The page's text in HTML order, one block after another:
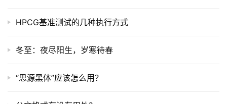
HPCG基准测试的几种执行方式
冬至：夜尽阳生，岁寒待春
“思源黑体”应该怎么用？